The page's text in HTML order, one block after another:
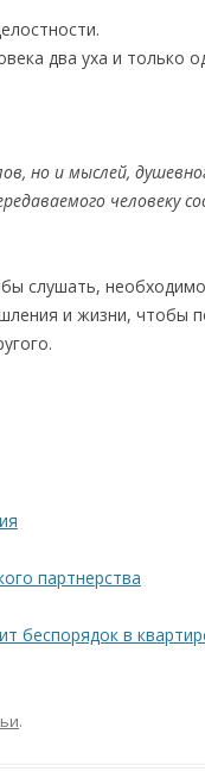
два уха и только
но и мыслей,
человеку
слушать, необходимо
и жизни, чтобы
партнерства
беспорядок в
.